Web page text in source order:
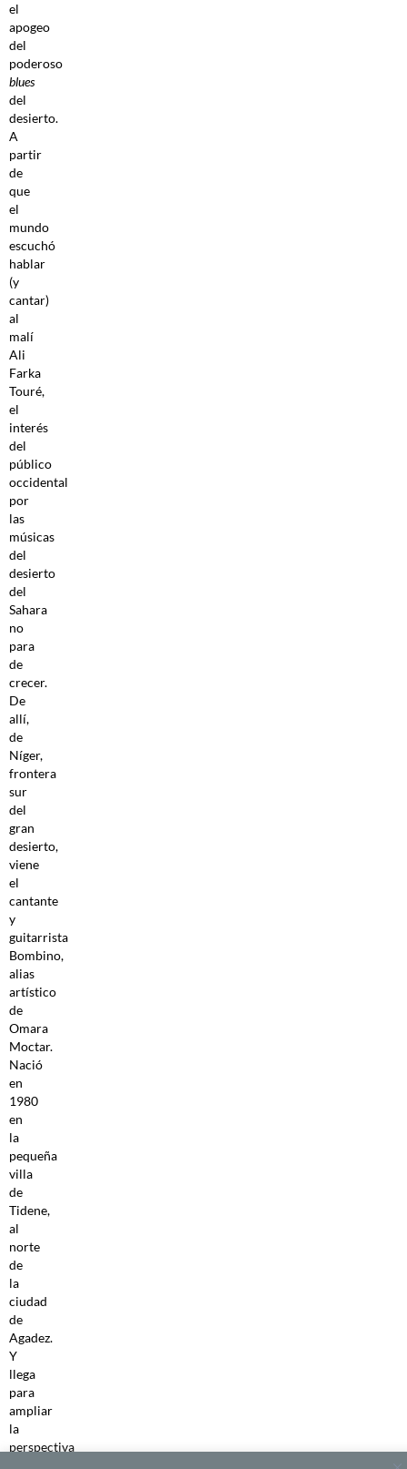
el
apogeo
del
poderoso
blues
del
desierto.
A
partir
de
que
el
mundo
escuchó
hablar
(y
cantar)
al
malí
Ali
Farka
Touré,
el
interés
del
público
occidental
por
las
músicas
del
desierto
del
Sahara
no
para
de
crecer.
De
allí,
de
Níger,
frontera
sur
del
gran
desierto,
viene
el
cantante
y
guitarrista
Bombino,
alias
artístico
de
Omara
Moctar.
Nació
en
1980
en
la
pequeña
villa
de
Tidene,
al
norte
de
la
ciudad
de
Agadez.
Y
llega
para
ampliar
la
perspectiva